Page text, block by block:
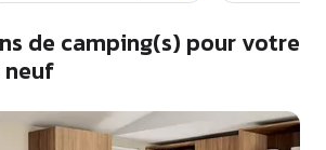
de camping(s) pour votre